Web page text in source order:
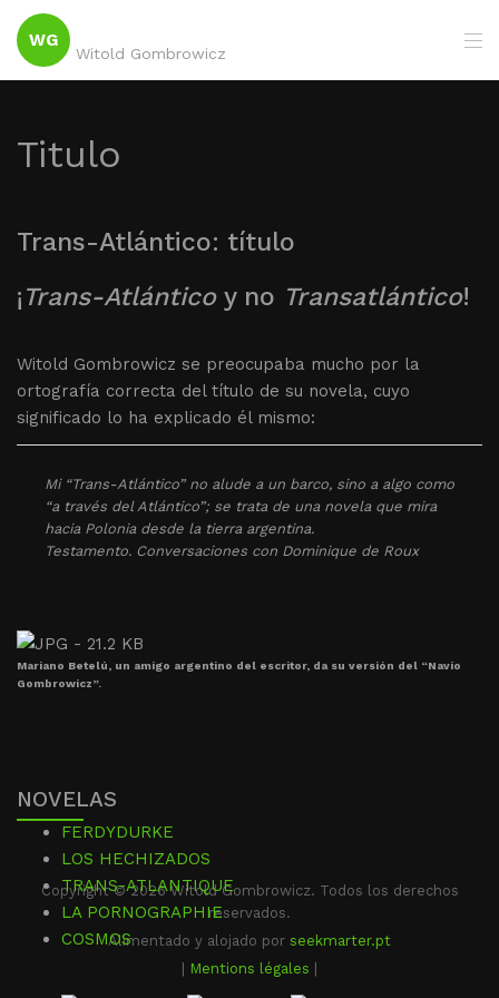
WG
Witold Gombrowicz
Titulo
Trans-Atlántico: título
¡Trans-Atlánticoy no Transatlántico!
Witold Gombrowicz se preocupaba mucho por la
ortografía correcta del título de su novela, cuyo
significado lo ha explicado él mismo:
Mi “Trans-Atlántico” no alude a un barco, sino a algo como
“a través del Atlántico”; se trata de una novela que mira
hacia Polonia desde la tierra argentina.
Testamento. Conversaciones con Dominique de Roux
Mariano Betelú, un amigo argentino del escritor, da su versión del “Navío
Gombrowicz”.
NOVELAS
FERDYDURKE
LOS HECHIZADOS
TRANS-ATLANTIQUE
LA PORNOGRAPHIE
COSMOS
Copyright © 2026 Witold Gombrowicz. Todos los derechos
reservados.
Alimentado y alojado por seekmarter.pt
Mentions légales